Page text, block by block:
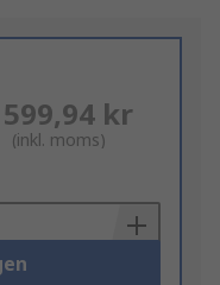
kr
(inkl. moms)